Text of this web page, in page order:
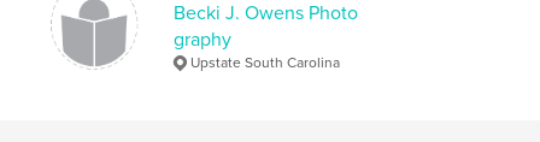
Becki J. Owens Photo
graphy
Upstate South Carolina